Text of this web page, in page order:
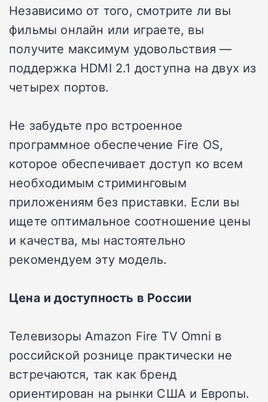
Независимо от того, смотрите ли вы
фильмы онлайн или играете, вы
получите максимум удовольствия —
поддержка HDMI 2.1 доступна на двух из
четырех портов.
Не забудьте про встроенное
программное обеспечение Fire OS,
которое обеспечивает доступ ко всем
необходимым стриминговым
приложениям без приставки. Если вы
ищете оптимальное соотношение цены
и качества, мы настоятельно
рекомендуем эту модель.
Цена и доступность в России
Телевизоры Amazon Fire TV Omni в
российской рознице практически не
встречаются, так как бренд
ориентирован на рынки США и Европы.